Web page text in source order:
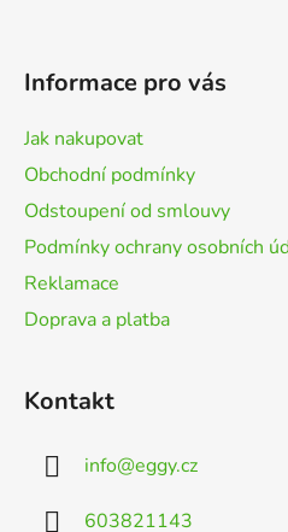
Informace pro vás
Jak nakupovat
Obchodní podmínky
Odstoupení od smlouvy
Podmínky ochrany osobních
Reklamace
Doprava a platba
Kontakt
info@eggy.cz
603821143